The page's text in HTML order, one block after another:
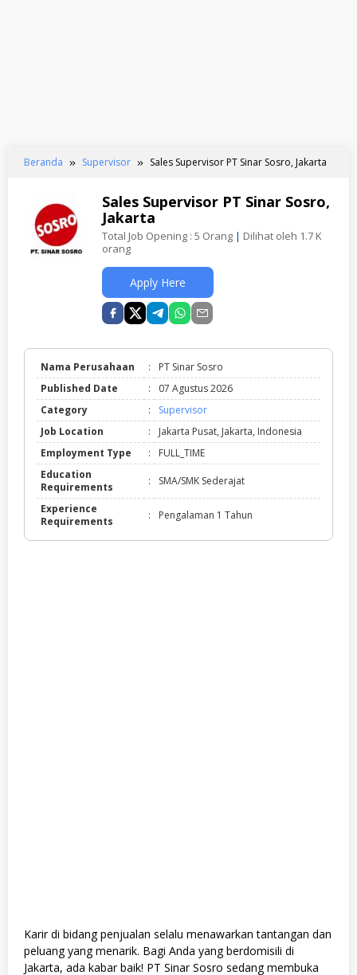
Beranda Supervisor Sales Supervisor PT Sinar Sosro, Jakarta
Sales Supervisor PT Sinar Sosro,
Jakarta
Total Job Opening : 5 Orang | Dilihat oleh 1.7 K
orang
Apply Here
Nama Perusahaan :
PT Sinar Sosro
Published Date
:
07 Agustus 2026
Category
:
Supervisor
Job Location
:
Jakarta Pusat, Jakarta, Indonesia
Employment Type
:
FULL_TIME
Education
Requirements
: SMA/SMK Sederajat
Experience
Requirements
: Pengalaman 1 Tahun
Karir di bidang penjualan selalu menawarkan tantangan dan
peluang yang menarik. Bagi Anda yang berdomisili di
Jakarta, ada kabar baik! PT Sinar Sosro sedang membuka